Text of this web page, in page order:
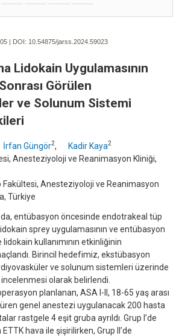
| DOI: 10.54875/jarss.2024.59023
Lidokain Uygulamasının
Görülen
ve Solunum Sistemi
İrfan Güngör2, Kadir Kaya2
Anesteziyoloji ve Reanimasyon Kliniği,
Fakültesi, Anesteziyoloji ve Reanimasyon
Türkiye
entübasyon öncesinde endotrakeal tüp
sprey uygulamasının ve entübasyon
kullanımının etkinliğinin
Birincil hedefimiz, ekstübasyon
ve solunum sistemleri üzerinde
olarak belirlendi.
planlanan, ASA I-II, 18-65 yaş arası
genel anestezi uygulanacak 200 hasta
rastgele 4 eşit gruba ayrıldı. Grup I’de
hava ile şişirilirken, Grup II’de